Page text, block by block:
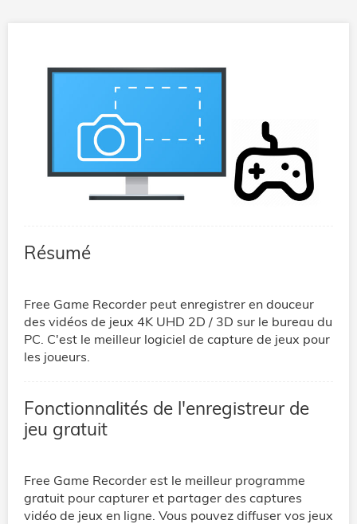
Résumé
Free Game Recorder peut enregistrer en douceur
des vidéos de jeux 4K UHD 2D / 3D sur le bureau du
PC. C'est le meilleur logiciel de capture de jeux pour
les joueurs.
Fonctionnalités de l'enregistreur de
jeu gratuit
Free Game Recorder est le meilleur programme
gratuit pour capturer et partager des captures
vidéo de jeux en ligne. Vous pouvez diffuser vos jeux